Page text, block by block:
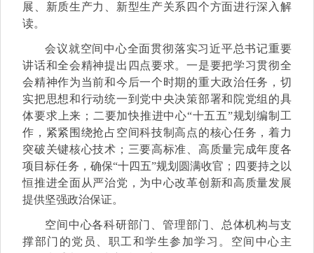
展、新质生产力、新型生产关系四个方面进行深入解
读。
会议就空间中心全面贯彻落实习近平总书记重要
讲话和全会精神提出四点要求。一是要把学习贯彻全
会精神作为当前和今后一个时期的重大政治任务，切
实把思想和行动统一到党中央决策部署和院党组的具
体要求上来；二要加快推进中心“十五五”规划编制工
作，紧紧围绕抢占空间科技制高点的核心任务，着力
突破关键核心技术；三要高标准、高质量完成年度各
项目标任务，确保“十四五”规划圆满收官；四要持之以
恒推进全面从严治党，为中心改革创新和高质量发展
提供坚强政治保证。
空间中心各科研部门、管理部门、总体机构与支
撑部门的党员、职工和学生参加学习。空间中心主